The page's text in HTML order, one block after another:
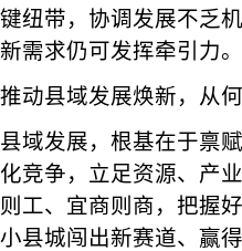
键纽带，协调发展不乏
新需求仍可发挥牵引力。
推动县域发展焕新，从何
县域发展，根基在于禀
化竞争，立足资源、产
则工、宜商则商，把握
小县城闯出新赛道、赢得